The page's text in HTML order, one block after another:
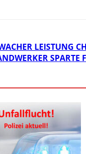
LEISTUNG